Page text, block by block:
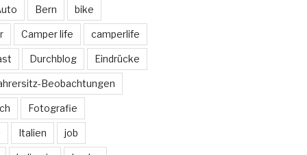
Bern bike
Camper life camperlife
Durchblog Eindrücke
Beobachtungen
Fotografie
Italien job